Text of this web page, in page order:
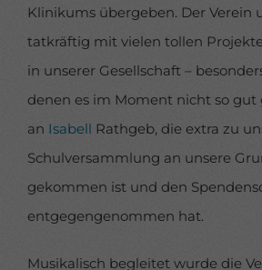
Klinikums übergeben. Der Verein
tatkräftig mit vielen tollen
in unserer Gesellschaft –
denen es im Moment nicht so gut
an Isabell Rathgeb, die extra zu
Schulversammlung an unsere
gekommen ist und den
entgegengenommen hat.
Musikalisch begleitet wurde die